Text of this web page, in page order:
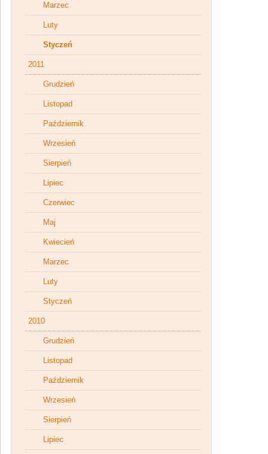
Marzec
Luty
Styczeń
2011
Grudzień
Listopad
Październik
Wrzesień
Sierpień
Lipiec
Czerwiec
Maj
Kwiecień
Marzec
Luty
Styczeń
2010
Grudzień
Listopad
Październik
Wrzesień
Sierpień
Lipiec